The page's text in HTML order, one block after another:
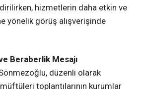
hizmetlerin daha etkin ve
yönelik görüş alışverişinde
Beraberlik Mesajı
düzenli olarak
toplantılarının kurumlar